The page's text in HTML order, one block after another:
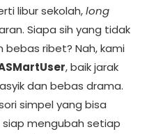
libur sekolah,long
Siapa sih yang tidak
bebas ribet? Nah, kami
, baik jarak
dan bebas drama.
simpel yang bisa
siap mengubah setiap